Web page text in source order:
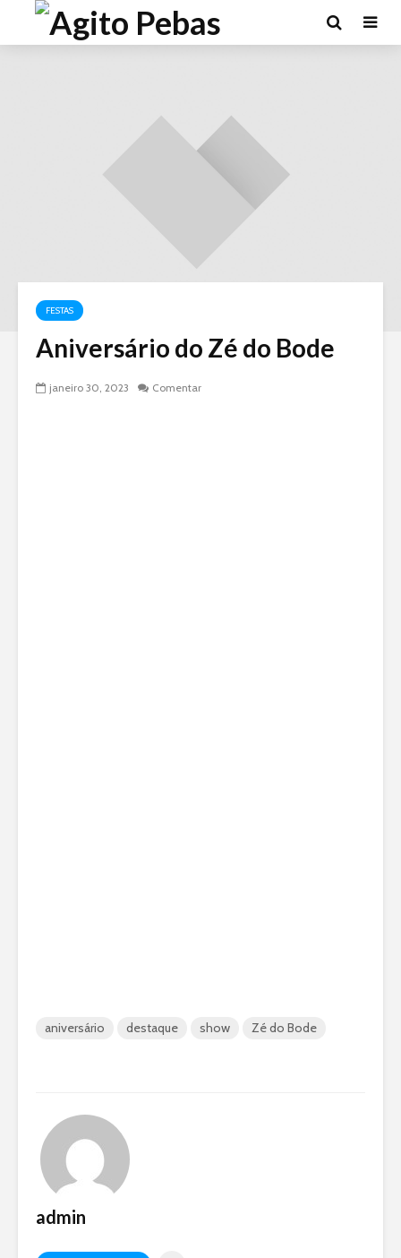
FESTAS
Aniversário do Zé do Bode
janeiro 30, 2023 Comentar
aniversário destaque show Zé do Bode
admin